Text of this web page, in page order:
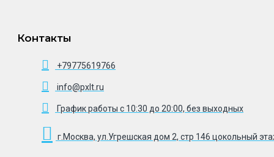
Контакты
+79775619766
info@pxlt.ru
График работы с 10:30 до 20:00, без выходных
г.Москва, ул.Угрешская дом 2, стр 146 цокольный